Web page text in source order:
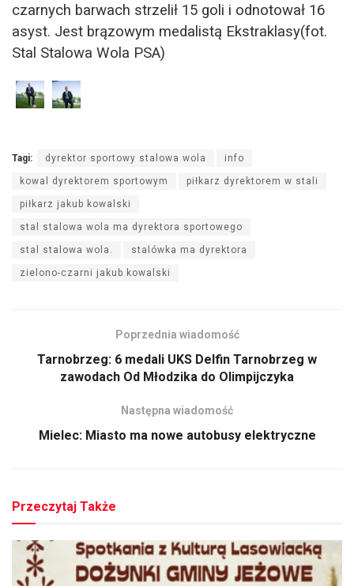
czarnych barwach strzelił 15 goli i odnotował 16
asyst. Jest brązowym medalistą Ekstraklasy(fot.
Stal Stalowa Wola PSA)
Tagi: dyrektor sportowy stalowa wola info
kowal dyrektorem sportowym piłkarz dyrektorem w stali
piłkarz jakub kowalski
stal stalowa wola ma dyrektora sportowego
stal stalowa wola. stalówka ma dyrektora
zielono-czarni jakub kowalski
Poprzednia wiadomość
Tarnobrzeg: 6 medali UKS Delfin Tarnobrzeg w
zawodach Od Młodzika do Olimpijczyka
Następna wiadomość
Mielec: Miasto ma nowe autobusy elektryczne
Przeczytaj Także